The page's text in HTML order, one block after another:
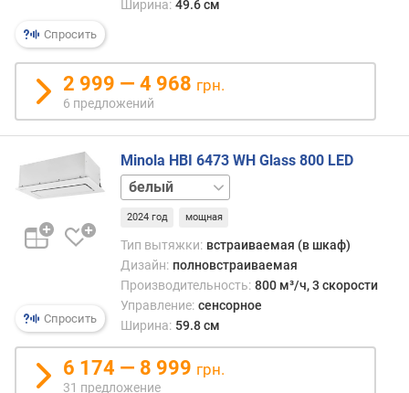
(
и
н
т
е
н
в
ы
й
и
м
)
(
Спросить
Ширина: 49.6 см
2 999 — 4 968 грн.
6 предложений
Спросить
Minola HBI 6473 WH Glass 800 LED
черный
2024 год мощная
Тип вытяжки: встраиваемая (в шкаф)
Дизайн: полновстраиваемая
Производительность: 800 м³/ч, 3 скорости
Управление: сенсорное
Ширина: 59.8 см
6 174 — 8 999 грн.
31 предложение